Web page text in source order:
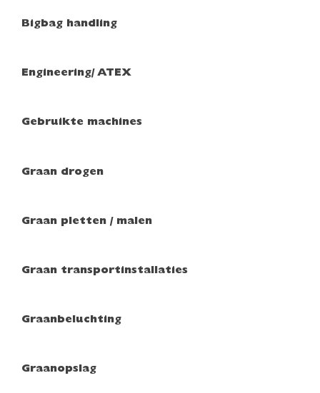
Bigbag handling
Engineering/ ATEX
Gebruikte machines
Graan drogen
Graan pletten / malen
Graan transportinstallaties
Graanbeluchting
Graanopslag